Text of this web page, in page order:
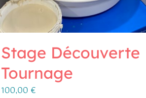
Stage Découverte
Tournage
100,00 €